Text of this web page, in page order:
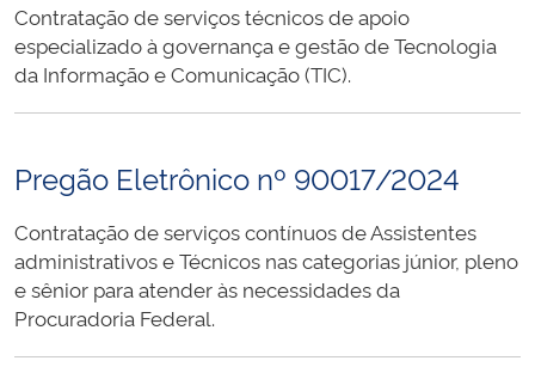
Contratação de serviços técnicos de apoio
especializado à governança e gestão de Tecnologia
da Informação e Comunicação (TIC).
Pregão Eletrônico nº 90017/2024
Contratação de serviços contínuos de Assistentes
administrativos e Técnicos nas categorias júnior, pleno
e sênior para atender às necessidades da
Procuradoria Federal.